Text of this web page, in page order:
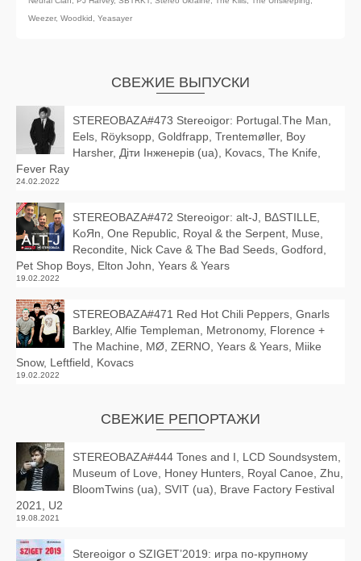
Weezer, Woodkid Yeasayer
СВЕЖИЕ ВЫПУСКИ
STEREOBAZA#473 Stereoigor: Portugal.The Man,
Eels, Röyksopp, Goldfrapp, Trentemøller, Boy
Harsher, Діти Інженерів (ua), Kovacs, The Knife,
Fever Ray
24.02.2022
STEREOBAZA#472 Stereoigor: alt‑J, BΔSTILLE,
KoЯn, One Republic, Royal & the Serpent, Muse,
Recondite, Nick Cave & The Bad Seeds, Godford,
Pet Shop Boys, Elton John, Years & Years
19.02.2022
STEREOBAZA#471 Red Hot Chili Peppers, Gnarls
Barkley, Alfie Templeman, Metronomy, Florence +
The Machine, MØ, ZERNO, Years & Years, Miike
Snow, Leftfield, Kovacs
19.02.2022
СВЕЖИЕ РЕПОРТАЖИ
STEREOBAZA#444 Tones and I, LCD Soundsystem,
Museum of Love, Honey Hunters, Royal Canoe, Zhu,
BloomTwins (ua), SVIT (ua), Brave Factory Festival
2021, U2
19.08.2021
Stereoigor о SZIGET’2019: игра по-крупному